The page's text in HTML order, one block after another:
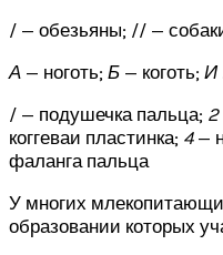
/ — обезьяны; // —
А — ноготь; Б — коготь; И
/ — подушечка пальца;
коггеваи пластинка; 4—
фаланга пальца
У многих
образовании которых